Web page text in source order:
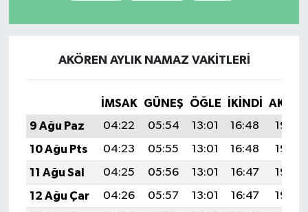
AKÖREN AYLIK NAMAZ VAKITLERI
İMSAK GÜNEŞ ÖĞLE İKINDI
9 Ağu Paz
04:22 05:54 13:01 16:48
19:58
10 Ağu Pts
04:23 05:55 13:01 16:48
19:57
11 Ağu Sal
04:25 05:56 13:01 16:47
19:56
12 Ağu Çar
04:26 05:57 13:01 16:47
19:55